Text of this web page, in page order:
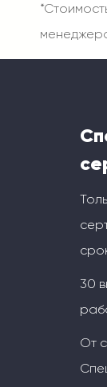
30
От